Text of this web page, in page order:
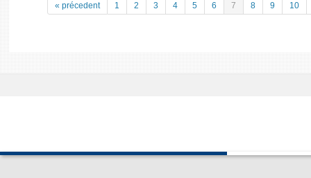
« précedent 1 2 3 4 5 6 7 8 9 10